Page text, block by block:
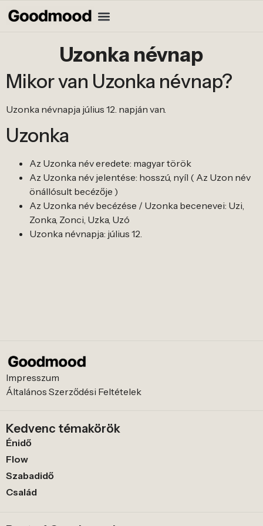
Uzonka névnap
Mikor van Uzonka névnap?
Uzonka névnapja július 12. napján van.
Uzonka
Az Uzonka név eredete: magyar török
Az Uzonka név jelentése: hosszú, nyíl ( Az Uzon név
önállósult becézője )
Az Uzonka név becézése / Uzonka becenevei: Uzi,
Zonka, Zonci, Uzka, Uzó
Uzonka névnapja: július 12.
Impresszum
Általános Szerződési Feltételek
Kedvenc témakörök
Énidő
Flow
Szabadidő
Család